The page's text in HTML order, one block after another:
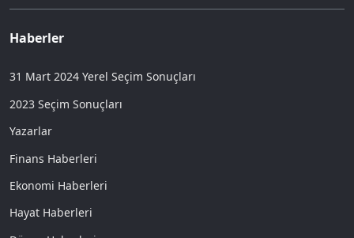
Haberler
31 Mart 2024 Yerel Seçim Sonuçları
2023 Seçim Sonuçları
Yazarlar
Finans Haberleri
Ekonomi Haberleri
Hayat Haberleri